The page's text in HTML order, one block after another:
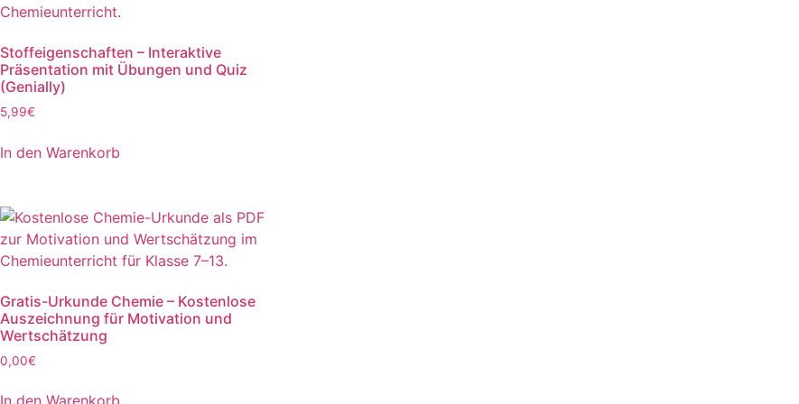
Stoffeigenschaften – Interaktive
Präsentation mit Übungen und Quiz
(Genially)
5,99€
In den Warenkorb
Gratis-Urkunde Chemie – Kostenlose
Auszeichnung für Motivation und
Wertschätzung
0,00€